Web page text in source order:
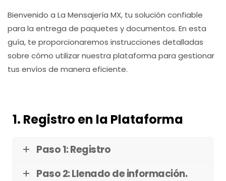
Bienvenido a La Mensajería MX, tu solución confiable
para la entrega de paquetes y documentos. En esta
guía, te proporcionaremos instrucciones detalladas
sobre cómo utilizar nuestra plataforma para gestionar
tus envíos de manera eficiente.
1. Registro en la Plataforma
Paso 1: Registro
Paso 2: Llenado de información.